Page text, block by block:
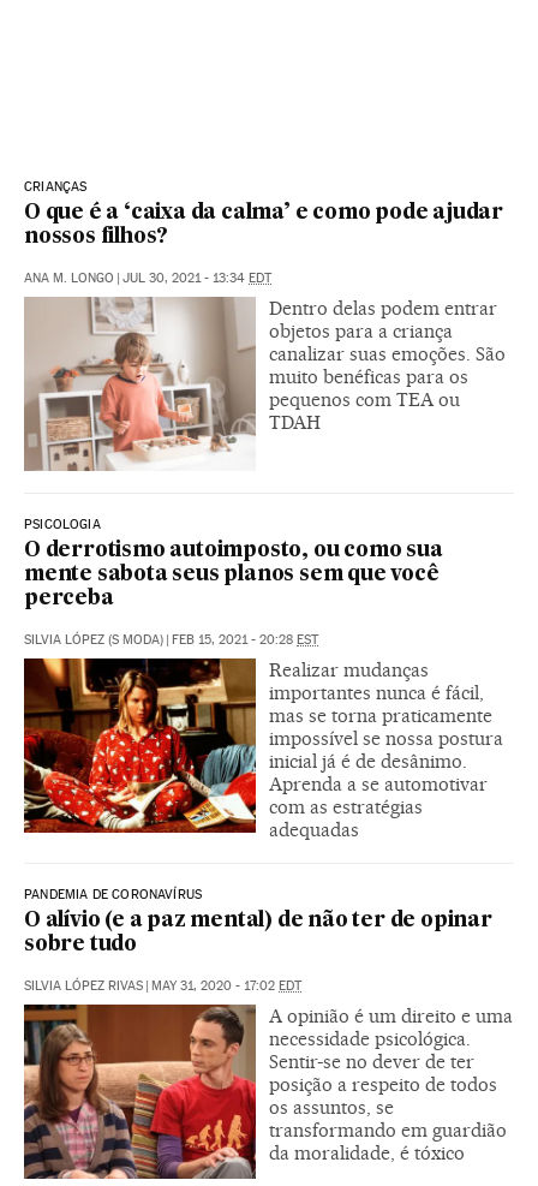
CRIANÇAS
O que é a ‘caixa da calma’ e como pode ajudar
nossos filhos?
ANA M. LONGO JUL 30, 2021 - 13:34 EDT
Dentro delas podem entrar
objetos para a criança
canalizar suas emoções. São
muito benéficas para os
pequenos com TEA ou
TDAH
PSICOLOGIA
O derrotismo autoimposto, ou como sua
mente sabota seus planos sem que você
perceba
SILVIA LÓPEZ (S MODA) FEB 15, 2021 - 20:28 EST
Realizar mudanças
importantes nunca é fácil,
mas se torna praticamente
impossível se nossa postura
inicial já é de desânimo.
Aprenda a se automotivar
com as estratégias
adequadas
PANDEMIA DE CORONAVÍRUS
O alívio (e a paz mental) de não ter de opinar
sobre tudo
SILVIA LÓPEZ RIVAS MAY 31, 2020 - 17:02 EDT
A opinião é um direito e uma
necessidade psicológica.
Sentir-se no dever de ter
posição a respeito de todos
os assuntos, se
transformando em guardião
da moralidade, é tóxico